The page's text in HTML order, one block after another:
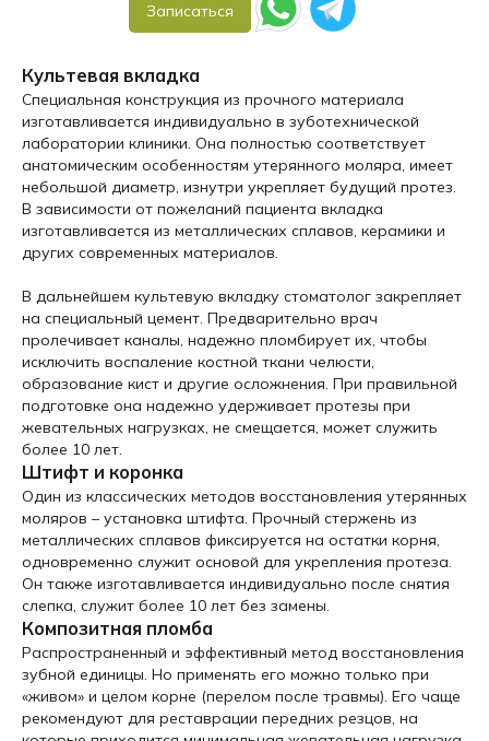
Записаться
Культевая вкладка
Специальная конструкция из прочного материала
изготавливается индивидуально в зуботехнической
лаборатории клиники. Она полностью соответствует
анатомическим особенностям утерянного моляра, имеет
небольшой диаметр, изнутри укрепляет будущий протез.
В зависимости от пожеланий пациента вкладка
изготавливается из металлических сплавов, керамики и
других современных материалов.
В дальнейшем культевую вкладку стоматолог закрепляет
на специальный цемент. Предварительно врач
пролечивает каналы, надежно пломбирует их, чтобы
исключить воспаление костной ткани челюсти,
образование кист и другие осложнения. При правильной
подготовке она надежно удерживает протезы при
жевательных нагрузках, не смещается, может служить
более 10 лет.
Штифт и коронка
Один из классических методов восстановления утерянных
моляров – установка штифта. Прочный стержень из
металлических сплавов фиксируется на остатки корня,
одновременно служит основой для укрепления протеза.
Он также изготавливается индивидуально после снятия
слепка, служит более 10 лет без замены.
Композитная пломба
Распространенный и эффективный метод восстановления
зубной единицы. Но применять его можно только при
«живом» и целом корне (перелом после травмы). Его чаще
рекомендуют для реставрации передних резцов, на